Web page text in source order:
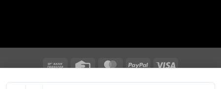
Bank
Credit
MasterCardPayPal
melocare GmbH - Online Shop | Besuchen Sie uns unter